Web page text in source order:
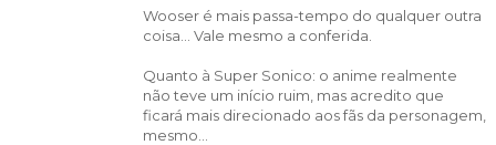
Wooser é mais passa-tempo do qualquer outra
coisa... Vale mesmo a conferida.
Quanto à Super Sonico: o anime realmente
não teve um início ruim, mas acredito que
ficará mais direcionado aos fãs da personagem,
mesmo...